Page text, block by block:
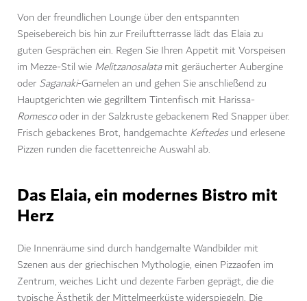
Von der freundlichen Lounge über den entspannten
Speisebereich bis hin zur Freiluftterrasse lädt das Elaia zu
guten Gesprächen ein. Regen Sie Ihren Appetit mit Vorspeisen
im Mezze-Stil wie Melitzanosalatamit geräucherter Aubergine
oder Saganaki-Garnelen an und gehen Sie anschließend zu
Hauptgerichten wie gegrilltem Tintenfisch mit Harissa-
Romescooder in der Salzkruste gebackenem Red Snapper über.
Frisch gebackenes Brot, handgemachte Keftedes und erlesene
Pizzen runden die facettenreiche Auswahl ab.
Das Elaia, ein modernes Bistro mit
Herz
Die Innenräume sind durch handgemalte Wandbilder mit
Szenen aus der griechischen Mythologie, einen Pizzaofen im
Zentrum, weiches Licht und dezente Farben geprägt, die die